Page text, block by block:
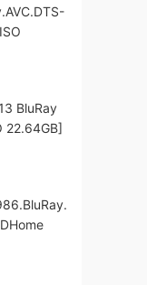
BluRay
22.64GB]